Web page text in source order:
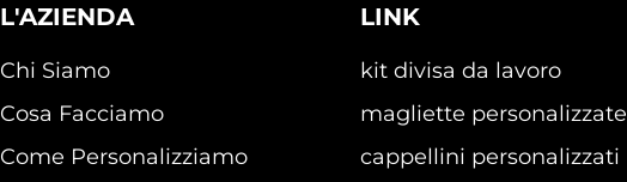
L'AZIENDA
Chi Siamo
Cosa Facciamo
Come Personalizziamo
LINK
kit divisa da lavoro
magliette personalizzate
cappellini personalizzati